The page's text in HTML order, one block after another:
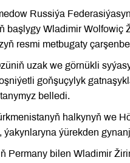
Russiýa
başlygy Wladimir Wolfowiç
resmi metbugaty
uzak we görnükli
goňşuçylyk
belledi.
halkynyň we
ýürekden
bilen Wladimir